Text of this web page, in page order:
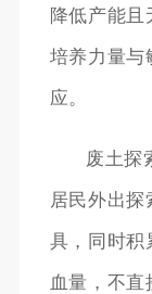
降低产能
培养力量与
应。
废土探
居民外出探
具，同时积
血量，不直